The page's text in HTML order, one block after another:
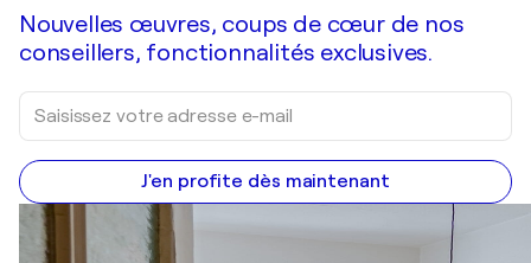
Nouvelles œuvres, coups de cœur de nos
conseillers, fonctionnalités exclusives.
J'en profite dès maintenant